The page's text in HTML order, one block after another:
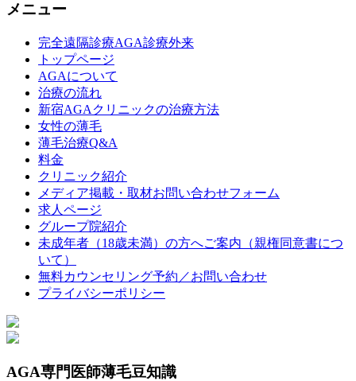
メニュー
完全遠隔診療AGA診療外来
トップページ
AGAについて
治療の流れ
新宿AGAクリニックの治療方法
女性の薄毛
薄毛治療Q&A
料金
クリニック紹介
メディア掲載・取材お問い合わせフォーム
求人ページ
グループ院紹介
未成年者（18歳未満）の方へご案内（親権同意書につ
いて）
無料カウンセリング予約／お問い合わせ
プライバシーポリシー
AGA専門医師薄毛豆知識